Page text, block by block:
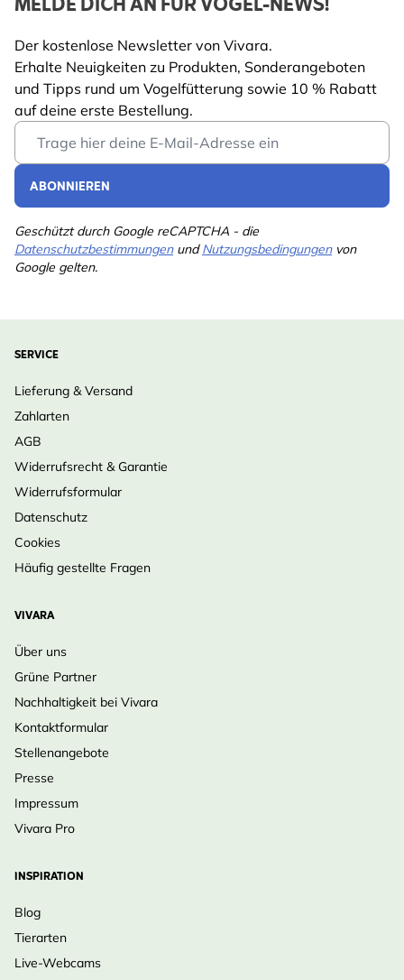
Der kostenlose Newsletter von Vivara.
Erhalte Neuigkeiten zu Produkten, Sonderangeboten
und Tipps rund um Vogelfütterung sowie 10 % Rabatt
auf deine erste Bestellung.
Email Address
ABONNIEREN
Geschützt durch Google reCAPTCHA - die
DatenschutzbestimmungenundNutzungsbedingungenvon
Google gelten.
SERVICE
Lieferung & Versand
Zahlarten
AGB
Widerrufsrecht & Garantie
Widerrufsformular
Datenschutz
Cookies
Häufig gestellte Fragen
VIVARA
Über uns
Grüne Partner
Nachhaltigkeit bei Vivara
Kontaktformular
Stellenangebote
Presse
Impressum
Vivara Pro
INSPIRATION
Blog
Tierarten
Live-Webcams